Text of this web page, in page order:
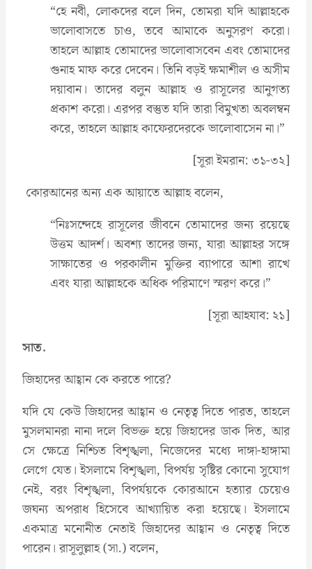
‍“হে নবী, লোকদের বলে দিন, তোমরা যদি আল্লাহকে
ভালোবাসতে চাও, তবে আমাকে অনুসরণ করো।
তাহলে আল্লাহ তোমাদের ভালোবাসবেন এবং তোমাদের
গুনাহ মাফ করে দেবেন। তিনি বড়ই ক্ষমাশীল ও অসীম
দয়াবান। তাদের বলুন আল্লাহ ও রাসূলের আনুগত্য
প্রকাশ করো। এরপর বস্তুত যদি তারা বিমুখতা অবলম্বন
করে, তাহলে আল্লাহ কাফেরদেরকে ভালোবাসেন না।”
[সূরা ইমরান: ৩১-৩২]
কোরআনের অন্য এক আয়াতে আল্লাহ বলেন,
‍“নিঃসন্দেহে রাসূলের জীবনে তোমাদের জন্য রয়েছে
উত্তম আদর্শ। অবশ্য তাদের জন্য, যারা আল্লাহর সঙ্গে
সাক্ষাতের ও পরকালীন মুক্তির ব্যাপারে আশা রাখে
এবং যারা আল্লাহকে অধিক পরিমাণে স্মরণ করে।”
[সূরা আহযাব: ২১]
সাত.
জিহাদের আহ্বান কে করতে পারে?
যদি যে কেউ জিহাদের আহ্বান ও নেতৃত্ব দিতে পারত, তাহলে
মুসলমানরা নানা দলে বিভক্ত হয়ে জিহাদের ডাক দিত, আর
সে ক্ষেত্রে নিশ্চিত বিশৃঙ্খলা, নিজেদের মধ্যে দাঙ্গা-হাঙ্গামা
লেগে যেত। ইসলামে বিশৃঙ্খলা, বিপর্যয় সৃষ্টির কোনো সুযোগ
নেই, বরং বিশৃঙ্খলা, বিপর্যয়কে কোরআনে হত্যার চেয়েও
জঘন্য অপরাধ হিসেবে আখ্যায়িত করা হয়েছে। ইসলামে
একমাত্র মনোনীত নেতাই জিহাদের আহ্বান ও নেতৃত্ব দিতে
পারেন। রাসূলুল্লাহ (সা.) বলেন,